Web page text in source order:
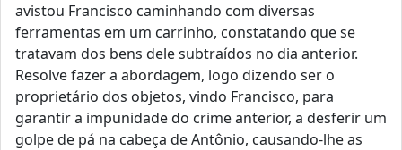
avistou Francisco caminhando com diversas
ferramentas em um carrinho, constatando que se
tratavam dos bens dele subtraídos no dia anterior.
Resolve fazer a abordagem, logo dizendo ser o
proprietário dos objetos, vindo Francisco, para
garantir a impunidade do crime anterior, a desferir um
golpe de pá na cabeça de Antônio, causando-lhe as